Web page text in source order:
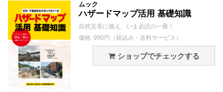
ムック
ハザードマップ活用 基礎知識
自然災害に備え、いま必読の一冊！
価格: 990円（税込み・送料サービス）
ショップでチェックする